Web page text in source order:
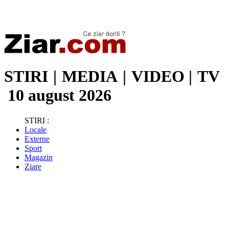
STIRI | MEDIA | VIDEO | TV
10 august 2026
STIRI :
Locale
Externe
Sport
Magazin
Ziare